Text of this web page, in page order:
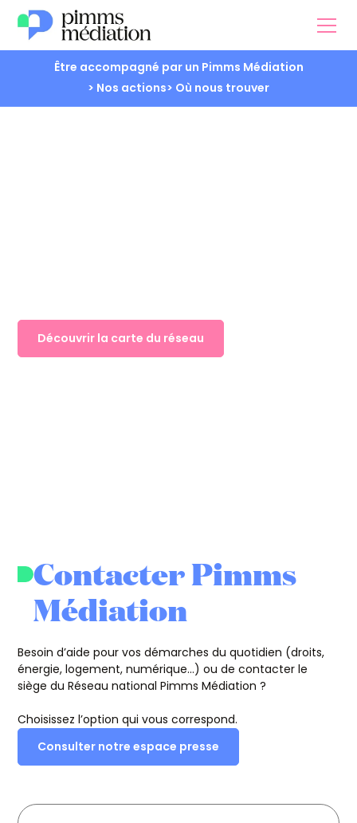
Être accompagné par un Pimms Médiation
> Nos actions> Où nous trouver
Découvrir la carte du réseau
Contacter Pimms
Médiation
Besoin d’aide pour vos démarches du quotidien (droits,
énergie, logement, numérique…) ou de contacter le
siège du Réseau national Pimms Médiation ?
Choisissez l’option qui vous correspond.
Consulter notre espace presse